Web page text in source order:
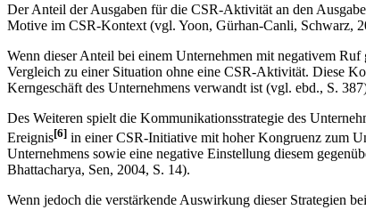
Der Anteil der Ausgaben für die CSR-Aktivität an den
Motive im CSR-Kontext (vgl. Yoon, Gürhan-Canli, Schwarz,
Wenn dieser Anteil bei einem Unternehmen mit negativem
Vergleich zu einer Situation ohne eine CSR-Aktivität. Diese
Kerngeschäft des Unternehmens verwandt ist (vgl. ebd., S.
Des Weiteren spielt die Kommunikationsstrategie des
Ereignis[6] in einer CSR-Initiative mit hoher Kongruenz zum
Unternehmens sowie eine negative Einstellung diesem
Bhattacharya, Sen, 2004, S. 14).
Wenn jedoch die verstärkende Auswirkung dieser Strategien